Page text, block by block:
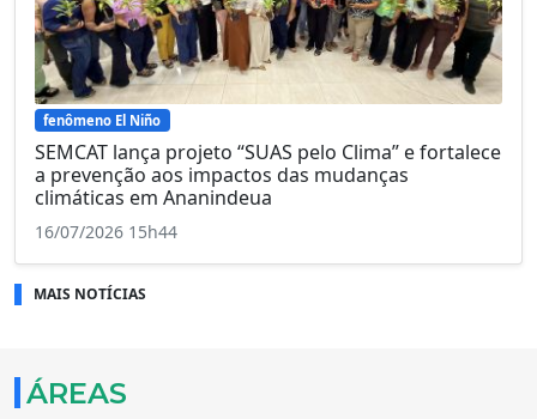
fenômeno El Niño
SEMCAT lança projeto “SUAS pelo Clima” e fortalece
a prevenção aos impactos das mudanças
climáticas em Ananindeua
16/07/2026 15h44
MAIS NOTÍCIAS
ÁREAS